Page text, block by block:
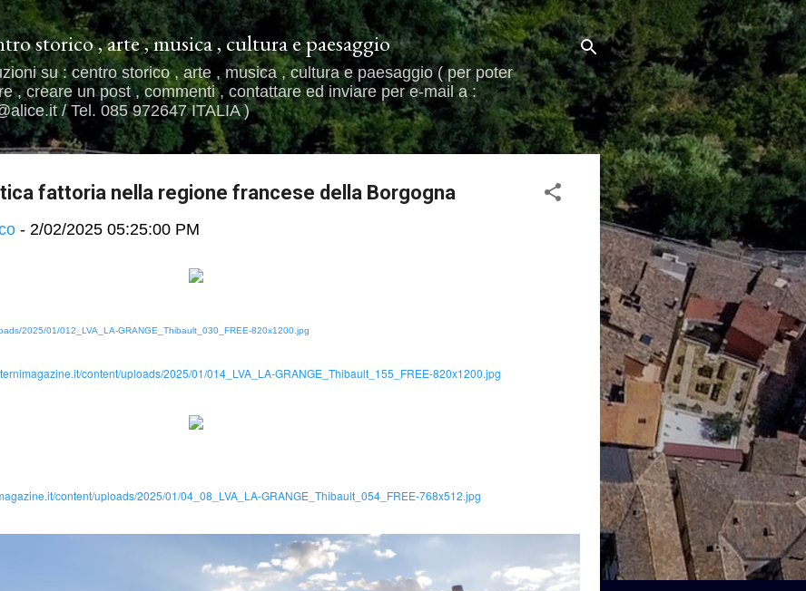
Passa ai contenuti principali
storico , arte , musica , cultura e paesaggio
su : centro storico , arte , musica , cultura e paesaggio ( per poter
, creare un post , commenti , contattare ed inviare per e-mail a :
/ Tel. 085 972647 ITALIA )
fattoria nella regione francese della Borgogna
- 2/02/2025 05:25:00 PM
2025/01/012_LVA_LA-GRANGE_Thibault_030_FREE-820x1200.jpg
content/uploads/2025/01/014_LVA_LA-GRANGE_Thibault_155_FREE-820x1200.jpg
content/uploads/2025/01/04_08_LVA_LA-GRANGE_Thibault_054_FREE-768x512.jpg